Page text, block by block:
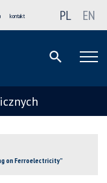
kontakt PL EN
on Ferroelectricity”